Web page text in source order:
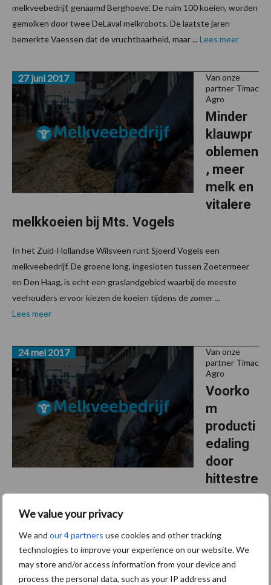
We value your privacy
We and our 4 partners use cookies and other tracking
technologies to improve your experience on our website. We
may store and/or access information from your device and
process the personal data, such as your IP address and
melkveebedrijf, genaamd Berghoeve’. De ruim 100 koeien, worden
gemolken door twee DeLaval melkrobots. De laatste jaren
bemerkte Vaessen dat de vruchtbaarheid, maar ... Lees meer
Van onze
partner Timac
Agro
Minder
klauwpr
oblemen
, meer
melk en
vitalere
melkkoeien bij Mts. Vogels
27 juni 2017
In het Zuid-Hollandse Wilsveen runt Sjoerd Vogels een
melkveebedrijf. De groene long, ingesloten tussen Zoetermeer
en Den Haag, is echt een graslandgebied waarbij de meeste
veehouders ervoor kiezen de koeien tijdens de zomer ...
Lees meer
Van onze
partner Timac
Agro
Voorko
m
producti
edaling
door
hittestre
ss
24 mei 2017
verhoogd gezondheidsrisico voor koeien. Belangrijke factoren
hierbij zijn een verlaagde weerstand door het optreden van
hittestress en een sterke ontwikkeling van ...